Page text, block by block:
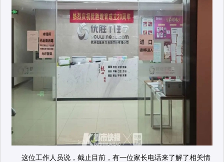
这位工作人员说，截止目前，有一位家长电话来了解了相关情